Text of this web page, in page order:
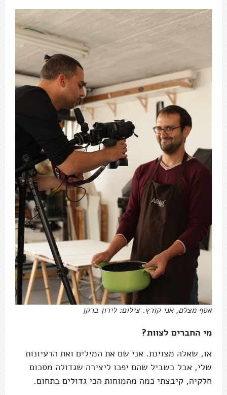
אסף מצלם, אני קורץ. צילום: לירון ברקן
מי החברים לצוות?
או, שאלה מצוינת. אני שם את המילים ואת הרעיונות
שלי, אבל בשביל שהם יפכו ליצירה שגדולה מסכום
חלקיה, קיבצתי כמה מהמוחות הכי גדולים בתחום.